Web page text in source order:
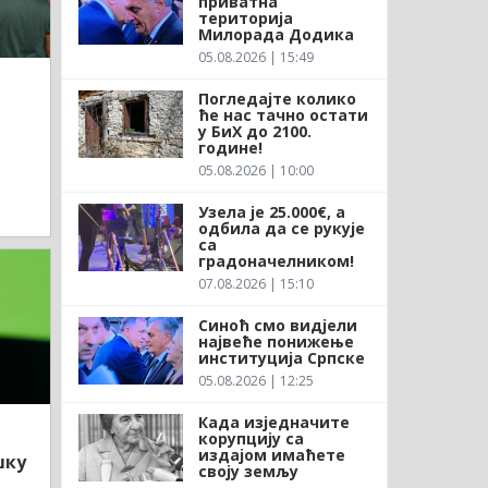
територија
Милорада Додика
05.08.2026 | 15:49
Погледајте колико
ће нас тачно остати
у БиХ до 2100.
године!
05.08.2026 | 10:00
Узела је 25.000€, а
одбила да се рукује
са
градоначелником!
07.08.2026 | 15:10
Синоћ смо видјели
највеће понижење
институција Српске
05.08.2026 | 12:25
Када изједначите
корупцију са
издајом имаћете
своју земљу